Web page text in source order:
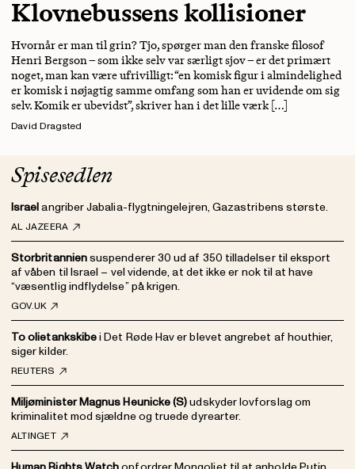
Klovnebussens kollisioner
Hvornår er man til grin? Tjo, spørger man den franske filosof
Henri Bergson – som ikke selv var særligt sjov – er det primært
noget, man kan være ufrivilligt: “en komisk figur i almindelighed
er komisk i nøjagtig samme omfang som han er uvidende om sig
selv. Komik er ubevidst”, skriver han i det lille værk […]
David Dragsted
Spisesedlen
Israelangriber Jabalia-flygtningelejren, Gazastribens største.
AL JAZEERA
Storbritanniensuspenderer 30 ud af 350 tilladelser til eksport
af våben til Israel – vel vidende, at det ikke er nok til at have
“væsentlig indflydelse” på krigen.
GOV.UK
To olietankskibei Det Røde Hav er blevet angrebet af houthier,
siger kilder.
REUTERS
Miljøminister Magnus Heunicke (S)udskyder lovforslag om
kriminalitet mod sjældne og truede dyrearter.
ALTINGET